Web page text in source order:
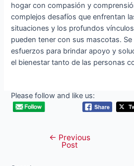
hogar con compasión y
complejos desafíos que enfrentan
situaciones y los profundos
pueden tener con sus mascotas.
esfuerzos para brindar apoyo y
el bienestar tanto de las personas
Please follow and like us:
navigation
← Previous
Post